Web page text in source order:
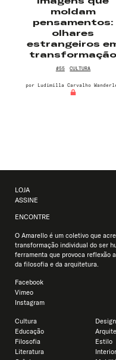
moldam
pensamentos:
olhares
estrangeiros
transformação
#55 CULTURA
por Ludimilla Carvalho
LOJA
ASSINE
ENCONTRE
O Amarello é um coletivo que
transformação individual do ser
ferramenta que provoca reflexão
da filosofia e da arquitetura.
Facebook
Vimeo
Instagram
Cultura
Educação
Filosofia
Literatura
Design
Estilo